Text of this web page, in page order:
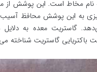
مخاط است. این پوشش از
به این پوشش محافظ آسیب
گاستریت معده به دلایل
باکتریایی گاستریت شناخته